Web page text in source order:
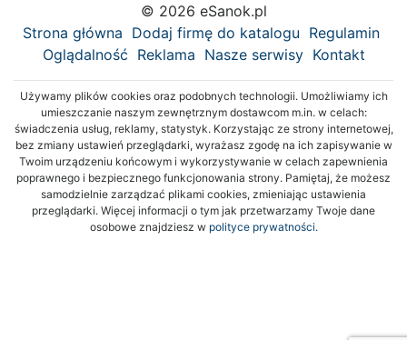
© 2026 eSanok.pl
Strona główna Dodaj firmę do katalogu Regulamin
Oglądalność Reklama Nasze serwisy Kontakt
Używamy plików cookies oraz podobnych technologii. Umożliwiamy ich
umieszczanie naszym zewnętrznym dostawcom m.in. w celach:
świadczenia usług, reklamy, statystyk. Korzystając ze strony internetowej,
bez zmiany ustawień przeglądarki, wyrażasz zgodę na ich zapisywanie w
Twoim urządzeniu końcowym i wykorzystywanie w celach zapewnienia
poprawnego i bezpiecznego funkcjonowania strony. Pamiętaj, że możesz
samodzielnie zarządzać plikami cookies, zmieniając ustawienia
przeglądarki. Więcej informacji o tym jak przetwarzamy Twoje dane
osobowe znajdziesz w polityce prywatności.